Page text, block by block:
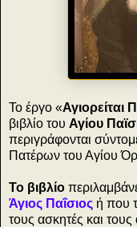
Το έργο «Αγιορείται
βιβλίο του Αγίου
περιγράφονται
Πατέρων του Αγίου
Το βιβλίο
Άγιος Παΐσιος ή που
τους ασκητές και